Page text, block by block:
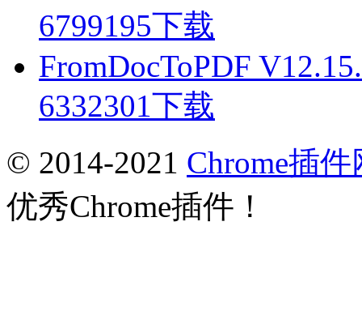
6799195下载
FromDocToPDF
6332301下载
© 2014-2021 Chrome插件
优秀Chrome插件！